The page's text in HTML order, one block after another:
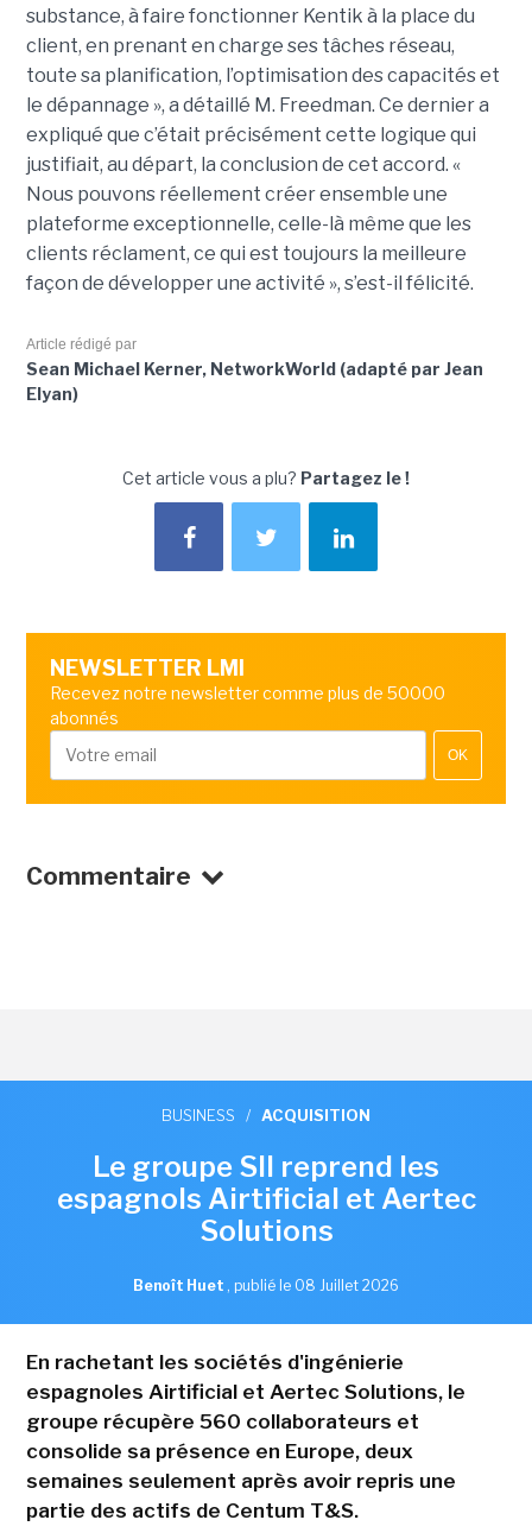
substance, à faire fonctionner Kentik à la place du
client, en prenant en charge ses tâches réseau,
toute sa planification, l’optimisation des capacités et
le dépannage », a détaillé M. Freedman. Ce dernier a
expliqué que c’était précisément cette logique qui
justifiait, au départ, la conclusion de cet accord. «
Nous pouvons réellement créer ensemble une
plateforme exceptionnelle, celle-là même que les
clients réclament, ce qui est toujours la meilleure
façon de développer une activité », s’est-il félicité.
Article rédigé par
Sean Michael Kerner, NetworkWorld (adapté par Jean
Elyan)
Cet article vous a plu? Partagez le !
NEWSLETTER LMI
Recevez notre newsletter comme plus de 50000
abonnés
OK
Commentaire
BUSINESS / ACQUISITION
Le groupe SII reprend les
espagnols Airtificial et Aertec
Solutions
Benoît Huet , publié le 08 Juillet 2026
En rachetant les sociétés d'ingénierie
espagnoles Airtificial et Aertec Solutions, le
groupe récupère 560 collaborateurs et
consolide sa présence en Europe, deux
semaines seulement après avoir repris une
partie des actifs de Centum T&S.